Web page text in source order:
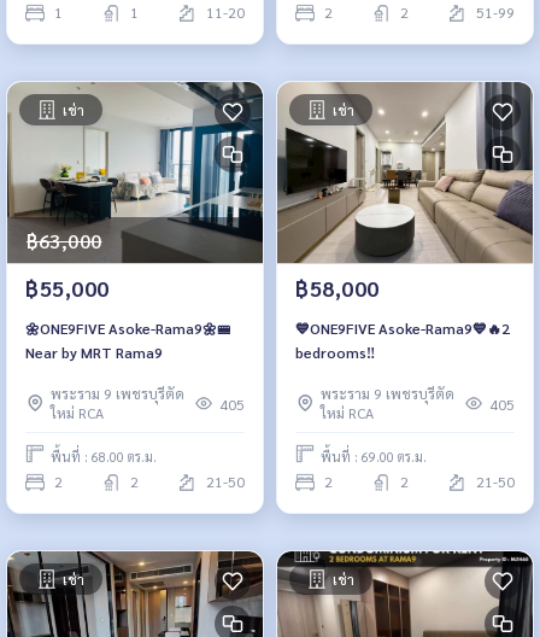
1 1 11-20 2 2 51-99
เช่า
฿63,000
฿55,000
🌼ONE9FIVE Asoke-Rama9🌼🚝
Near by MRT Rama9
พระราม 9 เพชรบุรีตัด
ใหม่ RCA
405
พื้นที่ : 68.00 ตร.ม.
2 2 21-50
เช่า
฿58,000
💙ONE9FIVE Asoke-Rama9💙🔥2
bedrooms‼️
พระราม 9 เพชรบุรีตัด
ใหม่ RCA
405
พื้นที่ : 69.00 ตร.ม.
2 2 21-50
เช่า เช่า